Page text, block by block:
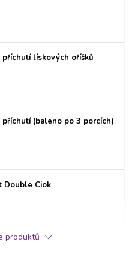
lískových oříšků
(baleno po 3 porcích)
Double Ciok
produktů